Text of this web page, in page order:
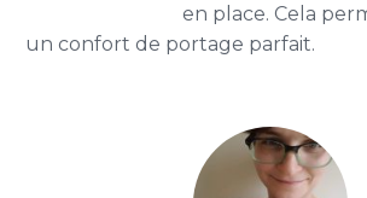
en place. Cela
un confort de portage parfait.